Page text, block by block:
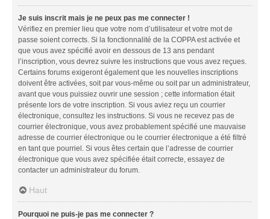
Je suis inscrit mais je ne peux pas me connecter !
Vérifiez en premier lieu que votre nom d’utilisateur et votre mot de
passe soient corrects. Si la fonctionnalité de la COPPA est activée et
que vous avez spécifié avoir en dessous de 13 ans pendant
l’inscription, vous devrez suivre les instructions que vous avez reçues.
Certains forums exigeront également que les nouvelles inscriptions
doivent être activées, soit par vous-même ou soit par un administrateur,
avant que vous puissiez ouvrir une session ; cette information était
présente lors de votre inscription. Si vous aviez reçu un courrier
électronique, consultez les instructions. Si vous ne recevez pas de
courrier électronique, vous avez probablement spécifié une mauvaise
adresse de courrier électronique ou le courrier électronique a été filtré
en tant que pourriel. Si vous êtes certain que l’adresse de courrier
électronique que vous avez spécifiée était correcte, essayez de
contacter un administrateur du forum.
Haut
Pourquoi ne puis-je pas me connecter ?